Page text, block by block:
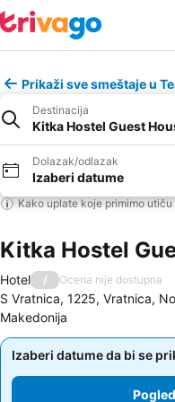
Prikaži sve smeštaje u
Destinacija
Kitka Hostel Guest
Dolazak/odlazak
Izaberi datume
Kako uplate koje primimo
Kitka Hostel
Hotel / Ocena nije dostupna
S Vratnica, 1225, Vratnica,
Makedonija
Izaberi datume da bi se
Izaberi datume da bi se